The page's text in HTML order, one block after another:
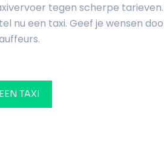
tegen scherpe tarieven.
nu een taxi. Geef je wensen
TAXI